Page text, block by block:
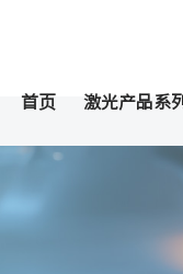
首页 激光产品系列